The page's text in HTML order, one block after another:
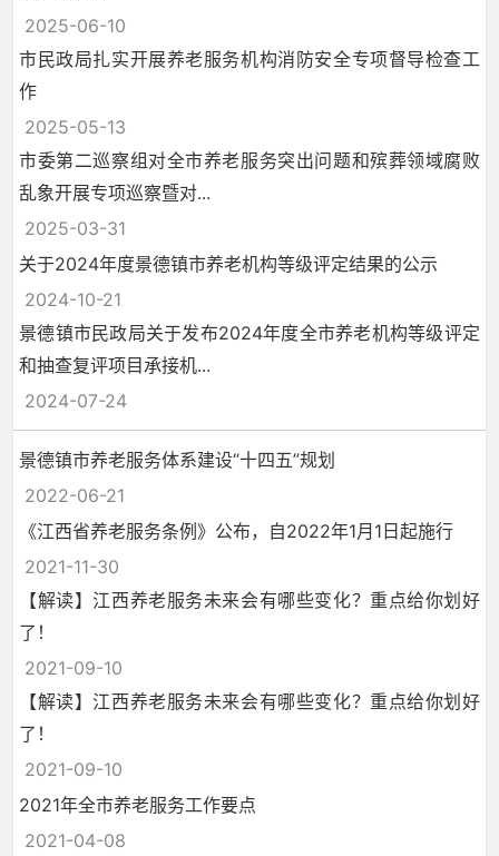
2025-06-10
市民政局扎实开展养老服务机构消防安全专项督导检查工
作
2025-05-13
市委第二巡察组对全市养老服务突出问题和殡葬领域腐败
乱象开展专项巡察暨对...
2025-03-31
关于2024年度景德镇市养老机构等级评定结果的公示
2024-10-21
景德镇市民政局关于发布2024年度全市养老机构等级评定
和抽查复评项目承接机...
2024-07-24
景德镇市养老服务体系建设“十四五”规划
2022-06-21
《江西省养老服务条例》公布，自2022年1月1日起施行
2021-11-30
【解读】江西养老服务未来会有哪些变化？重点给你划好
了！
2021-09-10
【解读】江西养老服务未来会有哪些变化？重点给你划好
了！
2021-09-10
2021年全市养老服务工作要点
2021-04-08